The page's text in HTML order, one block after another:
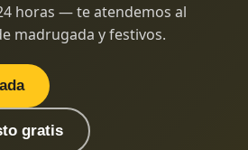
horas — te atendemos al
madrugada y festivos.
gratis